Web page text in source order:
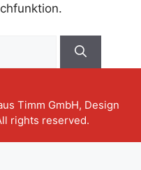
Timm GmbH, Design
rights reserved.